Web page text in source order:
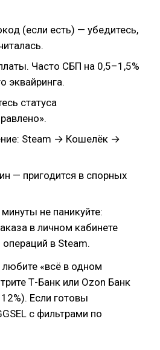
(если есть) — убедитесь,
Часто СБП на 0,5–1,5%
эквайринга.
статуса
Steam → Кошелёк →
— пригодится в спорных
не паникуйте:
в личном кабинете
в Steam.
«всё в одном
Т-Банк или Ozon Банк
Если готовы
с фильтрами по